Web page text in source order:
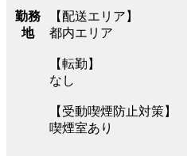
勤務
地
【配送エリア】
都内エリア
【転勤】
なし
【受動喫煙防止対策】
喫煙室あり